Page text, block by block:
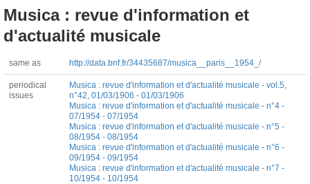
Musica : revue d'information et
d'actualité musicale
same as http://data.bnf.fr/34435687/musica__paris__1954_/
periodical
issues
Musica : revue d'information et d'actualité musicale - vol.5,
n°42, 01/03/1906 - 01/03/1906
Musica : revue d'information et d'actualité musicale - n°4 -
07/1954 - 07/1954
Musica : revue d'information et d'actualité musicale - n°5 -
08/1954 - 08/1954
Musica : revue d'information et d'actualité musicale - n°6 -
09/1954 - 09/1954
Musica : revue d'information et d'actualité musicale - n°7 -
10/1954 - 10/1954